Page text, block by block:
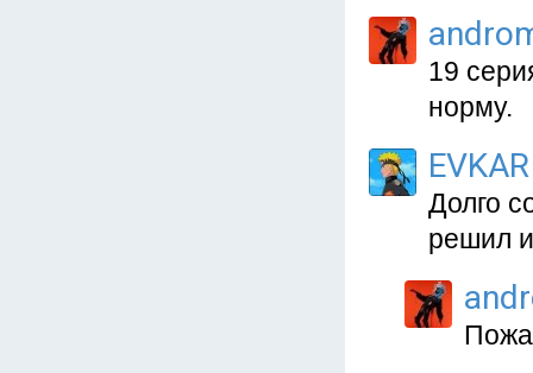
19
норму.
EVKAR
Долго
решил